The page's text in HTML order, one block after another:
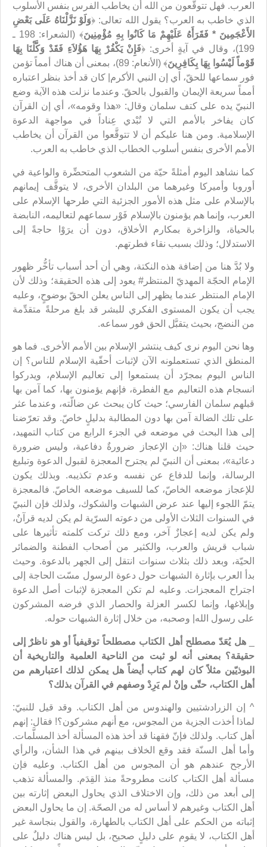
العرب. فهل تتوقَّعون من الله أن يخاطب الفرس بنفس الأسلوب
الذي خاطب به العرب؟ يقول الله تعالى: ﴿وَلَوْ نَزَّلْنَاهُ عَلَى بَعْضِ
الأَعْجَمِينَ * فَقَرَأَهُ عَلَيْهِمْ مَا كَانُوا بِهِ مُؤْمِنِينَ
﴾ (الشعراء: 198 ـ
199)، وقال في آيةٍ أخرى: ﴿
فَإِنْ يَكْفُرْ بِهَا هَؤُلاَءِ فَقَدْ وَكَّلْنَا بِهَا
قَوْماً لَيْسُوا بِهَا بِكَافِرِينَ
﴾ (الأنعام: 89)، بمعنى أن هناك أمماً تؤمن
فور سماعها للحقّ، أي إن النبي الأكرم| كان قد أخذ بنظر اعتباره
أمماً سريعة الإيمان والقبول بالحقّ. وعندما نزلت هذه الآية وضع
النبيّ يده على كتف سلمان وقال: «هذا وقومه»، أي إن القرآن
كان يفاخر بالأمم التي لا تُبْدي عِناداً في مواجهة الدعوة
الإسلامية. ومن هنا عليكم أن لا تتوقَّعوا من القرآن أن يخاطب
الأمم الأخرى بنفس أسلوب الخطاب الذي خاطب به العرب.
كما نشاهد اليوم أمثلةً حيّة من الشعوب المتحضِّرة والواعية في
أوروبا وأميركا وغيرهما من البلدان الأخرى، لا يتوقَّف إيمانهم
بالإسلام على مثل هذه الأمور الجزئية التي طرحها الإسلام على
العرب، وإنما هم يؤمنون بالإسلام فَوْر سماعهم لتعاليمه، النابضة
بالحياة، والزاخرة بمكارم الأخلاق، دون أن يرَوْا حاجةً إلى
الاستدلال؛ وذلك بسبب نقاء فطرتهم.
ولا بُدَّ هنا من إضافة هذه النكتة، وهي أن أحد أسباب تأخُّر ظهور
الإمام الحجّة المهديّ المنتظر# يعود إلى هذه الحقيقة؛ وذلك لأن
الإمام المنتظر عندما يظهر إلى الناس يعلن الحقّ بوضوحٍ، وعليه
يجب أن يكون المستوى الفكري للبشر قد بلغ مرحلةً متقدِّمة
من النضج، بحيث يتقبَّل الحق فور سماعه.
وها نحن اليوم نرى كيف ينتشر الإسلام بين الأمم الأخرى. فما هو
المنطق الذي تستعملونه الآن لإثبات أحقّية الإسلام للناس؟ إن
الناس اليوم بمجرّد أن يستمعوا إلى تعاليم الإسلام، ويدركوا
انسجام هذه التعاليم مع الفطرة، فإنهم يؤمنون بها، كما آمن بها
قبلهم سلمان الفارسي؛ حيث كان يبحث عن ضالّته، وعندما عثر
على تلك الضالة آمن بها دون المطالبة بدليلٍ خاصّ. وقد تعرّضنا
إلى هذا البحث في موضعه في الجزء الرابع من كتاب التمهيد،
حيث قلنا هناك: «إن الإعجاز ضرورةٌ دفاعية، وليس ضرورة
دعائية»، بمعنى أن النبيّ لم يجترح المعجزة لقبول الدعوة وتبليغ
الرسالة، وإنما للدفاع عن نفسه وعدم تكذيبه. وبذلك يكون
للإعجاز موضعه الخاصّ، كما للسيف موضعه الخاصّ. فالمعجزة
يتمّ اللجوء إليها عند عرض الشبهات والشكوك، ولذلك فإن النبيّ
في السنوات الثلاث الأولى من دعوته السرّية لم يكن لديه قرآنٌ،
ولم يكن لديه إعجازٌ آخر، ومع ذلك تركت كلمته تأثيرها على
شباب قريش والعرب، والكثير من أصحاب الفطنة والضمائر
الحيّة، وبعد ذلك بثلاث سنوات انتقل إلى الجهر بالدعوة. وحيث
بدأ العرب بإثارة الشبهات حول دعوة الرسول مسّت الحاجة إلى
اجتراح المعجزات. وعليه لم تكن المعجزة لإثبات أصل الدعوة
وإبلاغها، وإنما لكسر العزلة والحصار الذي فرضه المشركون
على رسول الله| وصحبه، من خلال إثارة الشبهات حوله.
هل يُعَدّ مصطلح أهل الكتاب مصطلحاً توقيفياً أو هو ناظرٌ إلى
حقيقة؟ بمعنى أنه لو ثبت من الناحية العلمية والتاريخية أن
البوذيّين مثلاً كان لهم كتاب أيضاً هل يمكن لذلك اعتبارهم من
أهل الكتاب، حتّى وإنْ لم يَرِدْ وصفهم في القرآن بذلك؟
^ إن الزرادشتيين والهندوس من أهل الكتاب. وقد قيل للنبيّ:
لماذا أخذت الجزية من المجوس، مع أنهم مشركون؟! فقال: إنهم
أهل كتاب. ولذلك فإنّ فقهنا قد أخذ هذه المسألة أخذ المسلَّمات.
وأما أهل السنّة فقد وقع الخلاف بينهم في هذا الشأن، والرأي
الأرجح عندهم هو أن المجوس من أهل الكتاب. وعليه فإن
مسألة أهل الكتاب كانت مطروحةً منذ القِدَم. والمسألة تذهب
إلى أبعد من ذلك، وإن الاختلاف الذي يحاول البعض إثارته بين
أهل الكتاب وغيرهم لا أساس له من الصحّة. إن ما يحاول البعض
إثباته من الحكم على أهل الكتاب بالطهارة، والقول بنجاسة غير
أهل الكتاب، لا يقوم على دليلٍ صحيح، بل ليس هناك دليلٌ على